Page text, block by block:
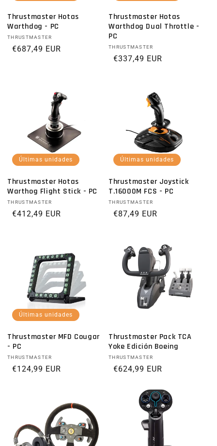
Thrustmaster Hotas
Warthdog - PC
Proveedor:
THRUSTMASTER
Precio habitual
€687,49 EUR
Thrustmaster Hotas
Warthdog Dual Throttle -
PC
Proveedor:
THRUSTMASTER
Precio habitual
€337,49 EUR
Últimas unidades
Thrustmaster Hotas
Warthog Flight Stick - PC
Proveedor:
THRUSTMASTER
Precio habitual
€412,49 EUR
Últimas unidades
Thrustmaster Joystick
T.16000M FCS - PC
Proveedor:
THRUSTMASTER
Precio habitual
€87,49 EUR
Últimas unidades
Thrustmaster MFD Cougar
- PC
Proveedor:
THRUSTMASTER
Precio habitual
€124,99 EUR
Thrustmaster Pack TCA
Yoke Edición Boeing
Proveedor:
THRUSTMASTER
Precio habitual
€624,99 EUR